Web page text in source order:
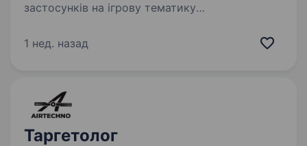
застосунків на ігрову тематику
вимогам, виявляємо приховані умови
1 нед. назад
Таргетолог